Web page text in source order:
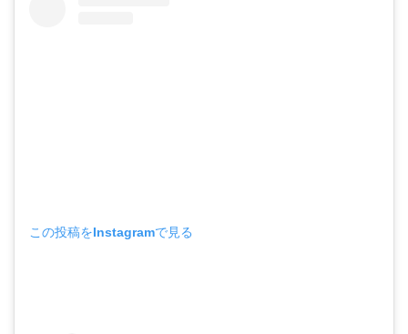
この投稿をInstagramで見る